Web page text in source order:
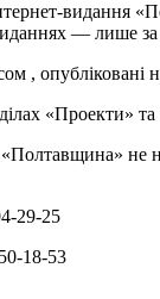
видання
— лише
, опубліковані
«Проекти»
не
29-25
18-53